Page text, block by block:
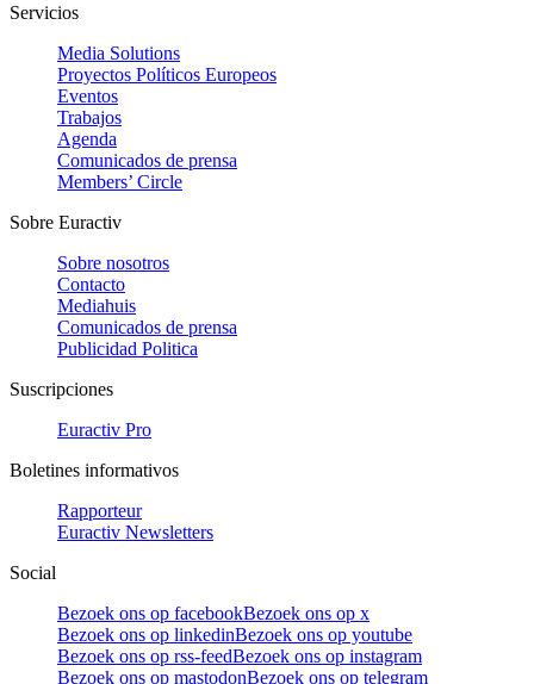
Servicios
Media Solutions
Proyectos Políticos Europeos
Eventos
Trabajos
Agenda
Comunicados de prensa
Members’ Circle
Sobre Euractiv
Sobre nosotros
Contacto
Mediahuis
Comunicados de prensa
Publicidad Politica
Suscripciones
Euractiv Pro
Boletines informativos
Rapporteur
Euractiv Newsletters
Social
Bezoek ons op facebookBezoek ons op x
Bezoek ons op linkedinBezoek ons op youtube
Bezoek ons op rss-feedBezoek ons op instagram
Bezoek ons op mastodonBezoek ons op telegram